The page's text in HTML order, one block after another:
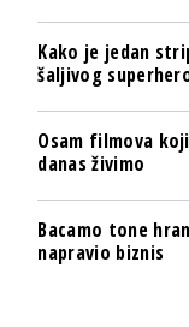
Kako je jedan
šaljivog
Osam filmova
danas živimo
Bacamo tone
napravio biznis